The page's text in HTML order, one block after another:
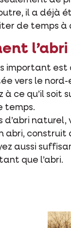
il a déjà
de temps à
important est
vers le
à ce qu’il soit
temps.
d’abri
abri,
aussi
que l’abri.